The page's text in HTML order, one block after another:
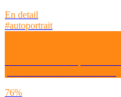
En detail
#autoportrait
76%